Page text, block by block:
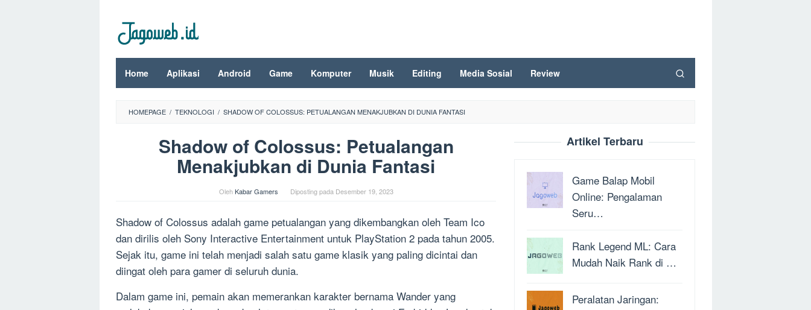
konten
Home Aplikasi Android Game Komputer Musik Editing Media Sosial Review
HOMEPAGE / TEKNOLOGI / SHADOW OF COLOSSUS: PETUALANGAN MENAKJUBKAN DI DUNIA FANTASI
Shadow of Colossus: Petualangan
Menakjubkan di Dunia Fantasi
OlehKabar Gamers Diposting pada Desember 19, 2023
Shadow of Colossus adalah game petualangan yang dikembangkan oleh Team Ico
dan dirilis oleh Sony Interactive Entertainment untuk PlayStation 2 pada tahun 2005.
Sejak itu, game ini telah menjadi salah satu game klasik yang paling dicintai dan
diingat oleh para gamer di seluruh dunia.
Dalam game ini, pemain akan memerankan karakter bernama Wander yang
Artikel Terbaru
Game Balap Mobil
Online: Pengalaman
Seru…
Rank Legend ML: Cara
Mudah Naik Rank di …
Peralatan Jaringan: